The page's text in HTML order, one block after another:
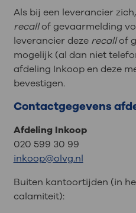
Als bij een leverancier
recallof gevaarmelding
leverancier deze recallof
mogelijk (al dan niet
afdeling Inkoop en deze
bevestigen.
Contactgegevens
Afdeling Inkoop
020 599 30 99
inkoop@olvg.nl
Buiten kantoortijden (in
calamiteit):